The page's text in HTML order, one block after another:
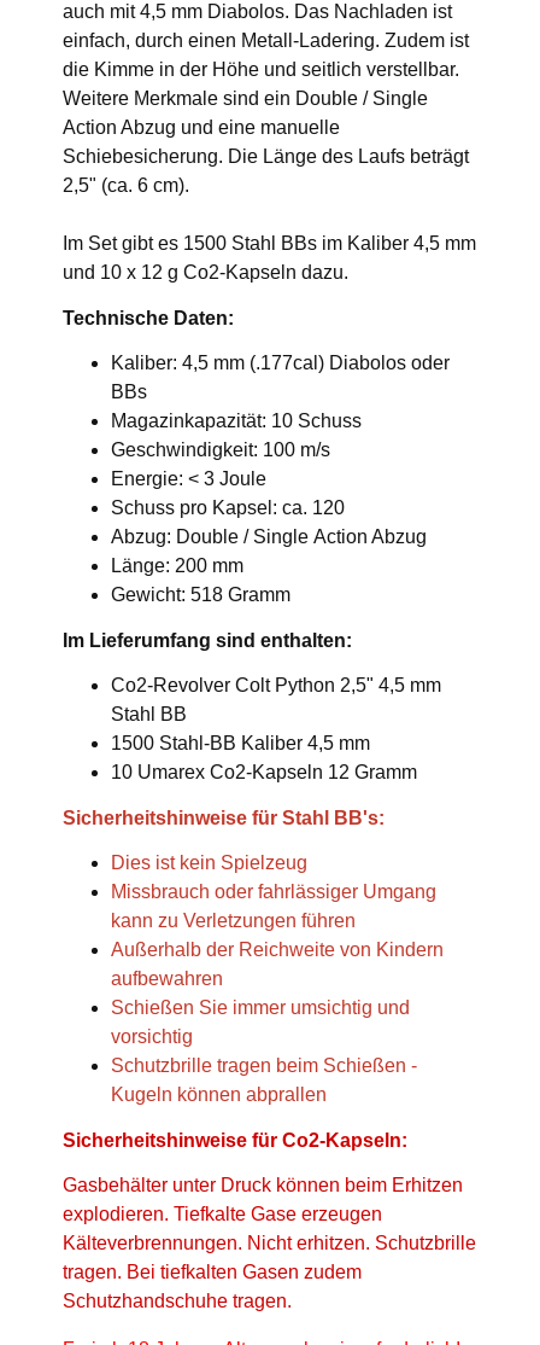
auch mit 4,5 mm Diabolos. Das Nachladen ist
einfach, durch einen Metall-Ladering. Zudem ist
die Kimme in der Höhe und seitlich verstellbar.
Weitere Merkmale sind ein Double / Single
Action Abzug und eine manuelle
Schiebesicherung. Die Länge des Laufs beträgt
2,5" (ca. 6 cm).
Im Set gibt es 1500 Stahl BBs im Kaliber 4,5 mm
und 10 x 12 g Co2-Kapseln dazu.
Technische Daten:
Kaliber: 4,5 mm (.177cal) Diabolos oder
BBs
Magazinkapazität: 10 Schuss
Geschwindigkeit: 100 m/s
Energie: < 3 Joule
Schuss pro Kapsel: ca. 120
Abzug: Double / Single Action Abzug
Länge: 200 mm
Gewicht: 518 Gramm
Im Lieferumfang sind enthalten:
Co2-Revolver Colt Python 2,5" 4,5 mm
Stahl BB
1500 Stahl-BB Kaliber 4,5 mm
10 Umarex Co2-Kapseln 12 Gramm
Sicherheitshinweise für Stahl BB's:
Dies ist kein Spielzeug
Missbrauch oder fahrlässiger Umgang
kann zu Verletzungen führen
Außerhalb der Reichweite von Kindern
aufbewahren
Schießen Sie immer umsichtig und
vorsichtig
Schutzbrille tragen beim Schießen -
Kugeln können abprallen
Sicherheitshinweise für Co2-Kapseln:
Gasbehälter unter Druck können beim Erhitzen
explodieren. Tiefkalte Gase erzeugen
Kälteverbrennungen. Nicht erhitzen. Schutzbrille
tragen. Bei tiefkalten Gasen zudem
Schutzhandschuhe tragen.